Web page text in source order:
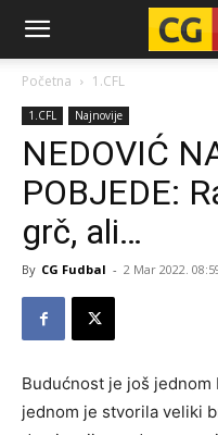
CG-
Fudbal
Početna 1.CFL
1.CFL Najnovije
NEDOVIĆ
POBJEDE:
grč, ali…
By CG Fudbal - 2 Mar 2022.
Budućnost je još jednom
jednom je stvorila veliki